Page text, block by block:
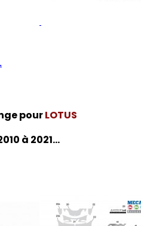
pourLOTUS
à 2021...